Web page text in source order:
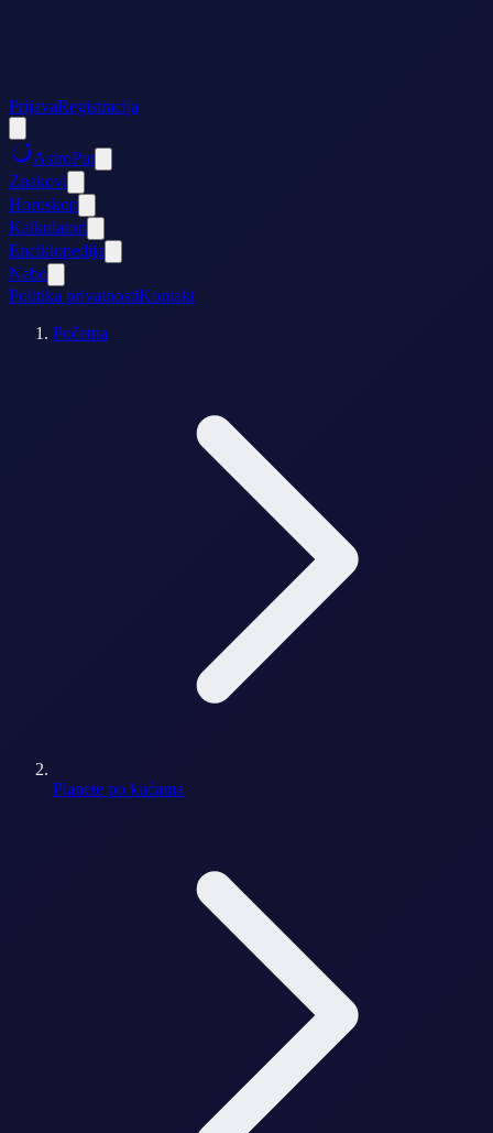
PrijavaRegistracija
AstroPut
Znakovi
Horoskop
Kalkulatori
Enciklopedija
Nebo
Politika privatnostiKontakt
Početna
Planete po kućama